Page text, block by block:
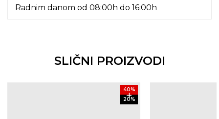
Radnim danom od 08:00h do 16:00h
SLIČNI PROIZVODI
40%
20%